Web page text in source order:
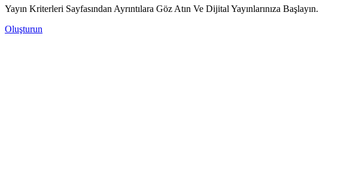
Yayın Kriterleri Sayfasından Ayrıntılara Göz Atın Ve Dijital Yayınlarınıza Başlayın.
Oluşturun